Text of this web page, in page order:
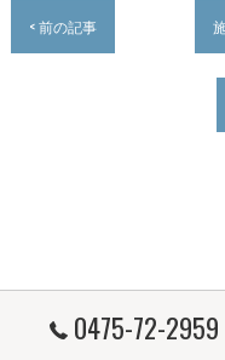
< 前の記事
0475-72-2959